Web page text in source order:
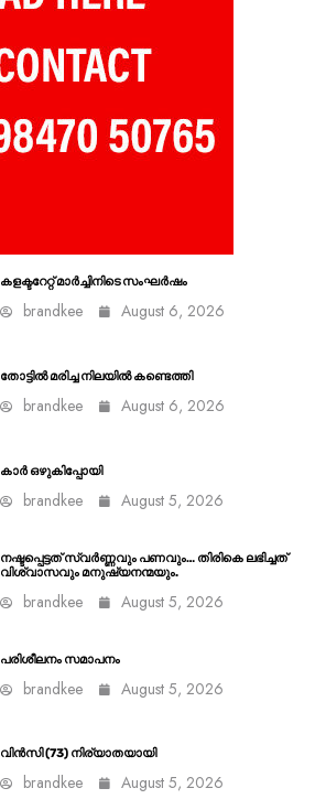
കളക്ടറേറ്റ് മാർച്ചിനിടെ സംഘർഷം
brandkee August 6, 2026
തോട്ടിൽ മരിച്ച നിലയിൽ കണ്ടെത്തി
brandkee August 6, 2026
കാർ ഒഴുകിപ്പോയി
brandkee August 5, 2026
നഷ്ടപ്പെട്ടത് സ്വർണ്ണവും പണവും… തിരികെ ലഭിച്ചത്
വിശ്വാസവും മനുഷ്യനന്മയും.
brandkee August 5, 2026
പരിശീലനം സമാപനം
brandkee August 5, 2026
വിൻസി (73) നിര്യാതയായി
brandkee August 5, 2026